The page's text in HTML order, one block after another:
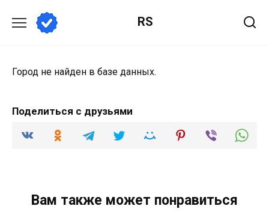
содержанию
RS
Город не найден в базе данных.
Поделиться с друзьями
Вам также может понравиться